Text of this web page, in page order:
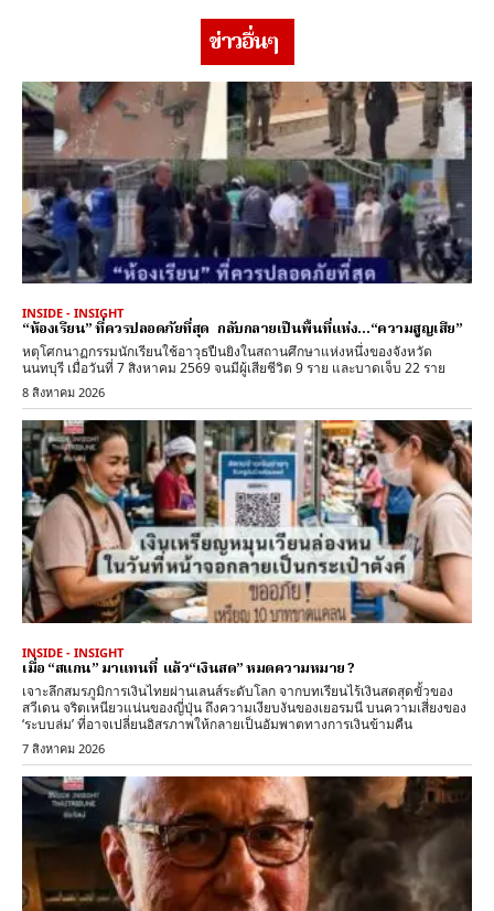
ข่าวอื่นๆ
INSIDE - INSIGHT
“ห้องเรียน” ที่ควรปลอดภัยที่สุด กลับกลายเป็นพื้นที่แห่ง…“ความสูญเสีย”
หตุโศกนาฏกรรมนักเรียนใช้อาวุธปืนยิงในสถานศึกษาแห่งหนึ่งของจังหวัด
นนทบุรี เมื่อวันที่ 7 สิงหาคม 2569 จนมีผู้เสียชีวิต 9 ราย และบาดเจ็บ 22 ราย
8 สิงหาคม 2026
INSIDE - INSIGHT
เมื่อ “สแกน” มาแทนที่ แล้ว“เงินสด” หมดความหมาย ?
เจาะลึกสมรภูมิการเงินไทยผ่านเลนส์ระดับโลก จากบทเรียนไร้เงินสดสุดขั้วของ
สวีเดน จริตเหนียวแน่นของญี่ปุ่น ถึงความเงียบงันของเยอรมนี บนความเสี่ยงของ
‘ระบบล่ม’ ที่อาจเปลี่ยนอิสรภาพให้กลายเป็นอัมพาตทางการเงินข้ามคืน
7 สิงหาคม 2026